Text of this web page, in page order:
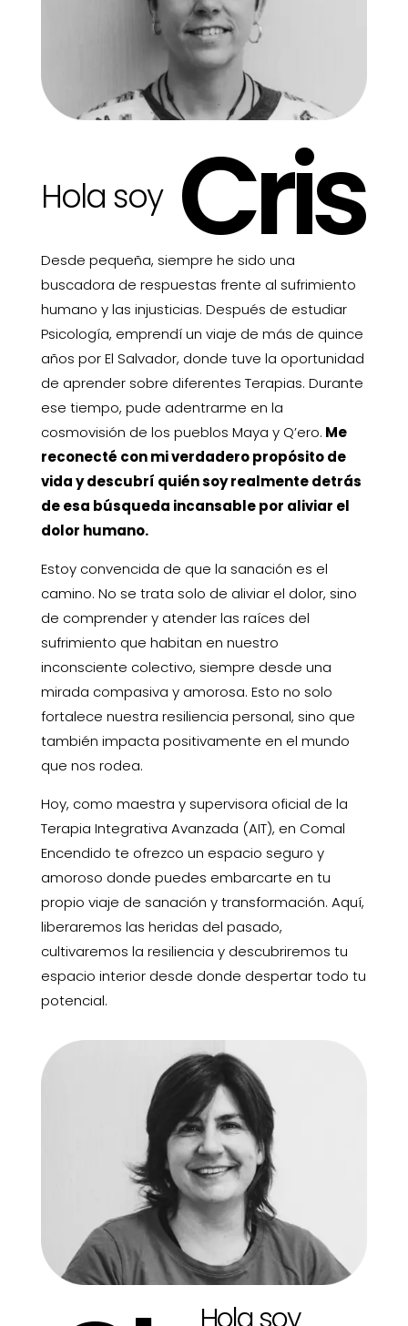
Hola soy Cris
Desde pequeña, siempre he sido una
buscadora de respuestas frente al sufrimiento
humano y las injusticias. Después de estudiar
Psicología, emprendí un viaje de más de quince
años por El Salvador, donde tuve la oportunidad
de aprender sobre diferentes Terapias. Durante
ese tiempo, pude adentrarme en la
cosmovisión de los pueblos Maya y Q’ero. Me
reconecté con mi verdadero propósito de
vida y descubrí quién soy realmente detrás
de esa búsqueda incansable por aliviar el
dolor humano.
Estoy convencida de que la sanación es el
camino. No se trata solo de aliviar el dolor, sino
de comprender y atender las raíces del
sufrimiento que habitan en nuestro
inconsciente colectivo, siempre desde una
mirada compasiva y amorosa. Esto no solo
fortalece nuestra resiliencia personal, sino que
también impacta positivamente en el mundo
que nos rodea.
Hoy, como maestra y supervisora oficial de la
Terapia Integrativa Avanzada (AIT), en Comal
Encendido te ofrezco un espacio seguro y
amoroso donde puedes embarcarte en tu
propio viaje de sanación y transformación. Aquí,
liberaremos las heridas del pasado,
cultivaremos la resiliencia y descubriremos tu
espacio interior desde donde despertar todo tu
potencial.